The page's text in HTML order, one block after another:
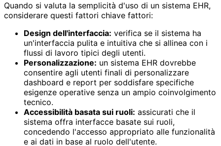
Quando si valuta la semplicità d'uso di un sistema EHR,
considerare questi fattori chiave fattori:
Design dell'interfaccia: verifica se il sistema ha
un'interfaccia pulita e intuitiva che si allinea con i
flussi di lavoro tipici degli utenti.
Personalizzazione: un sistema EHR dovrebbe
consentire agli utenti finali di personalizzare
dashboard e report per soddisfare specifiche
esigenze operative senza un ampio coinvolgimento
tecnico.
Accessibilità basata sui ruoli: assicurati che il
sistema offra interfacce basate sui ruoli,
concedendo l'accesso appropriato alle funzionalità
e ai dati in base al ruolo dell'utente.